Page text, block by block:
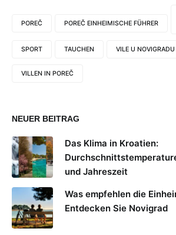
POREČ POREČ EINHEIMISCHE FÜHRER
SPORT TAUCHEN VILE U NOVIGRADU
VILLEN IN POREČ
NEUER BEITRAG
Das Klima in Kroatien:
und Jahreszeit
Was empfehlen die
Entdecken Sie Novigrad